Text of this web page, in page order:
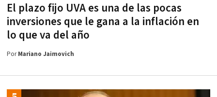
El plazo fijo UVA es una de las pocas
inversiones que le gana a la inflación en
lo que va del año
PorMariano Jaimovich